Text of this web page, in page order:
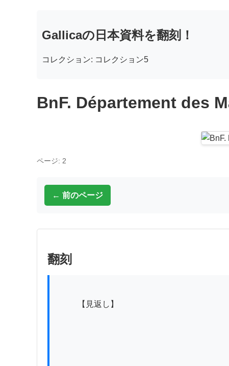
Gallicaの日本資料を翻刻！
コレクション: コレクション5
BnF. Département des
ページ: 2
← 前のページ
翻刻